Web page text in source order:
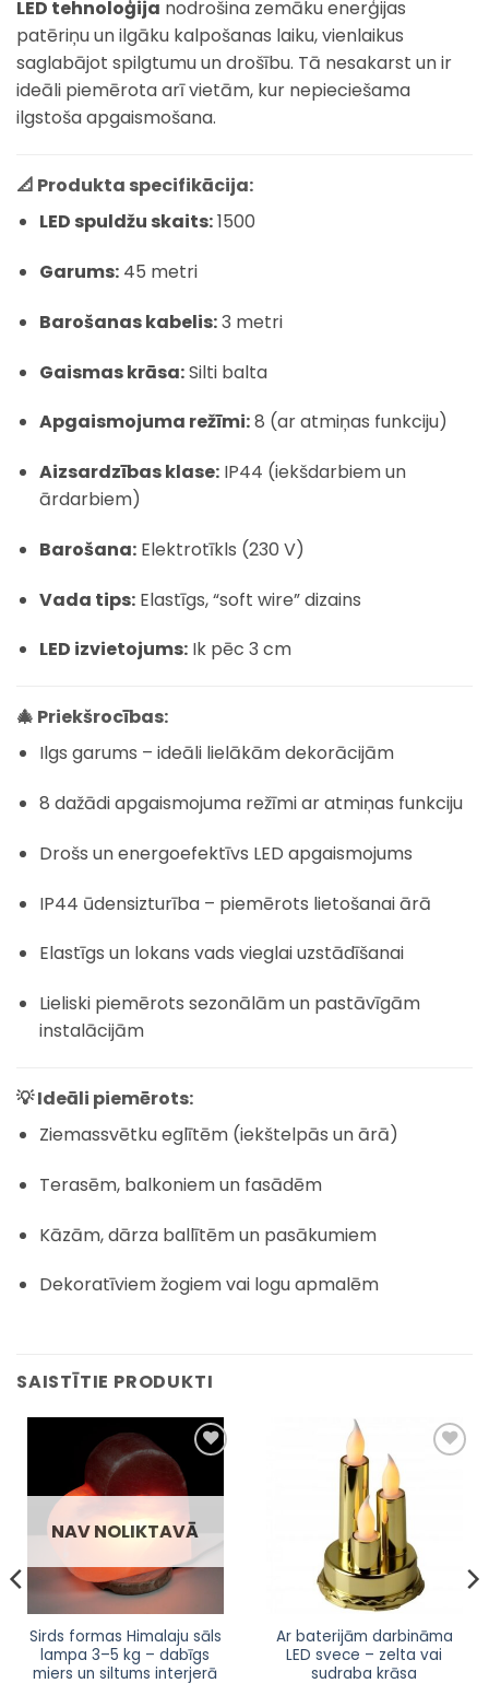
LED tehnoloģija nodrošina zemāku enerģijas
patēriņu un ilgāku kalpošanas laiku, vienlaikus
saglabājot spilgtumu un drošību. Tā nesakarst un ir
ideāli piemērota arī vietām, kur nepieciešama
ilgstoša apgaismošana.
📐 Produkta specifikācija:
LED spuldžu skaits:1500
Garums:45 metri
Barošanas kabelis:3 metri
Gaismas krāsa:Silti balta
Apgaismojuma režīmi:8 (ar atmiņas funkciju)
Aizsardzības klase:IP44 (iekšdarbiem un
ārdarbiem)
Barošana:Elektrotīkls (230 V)
Vada tips:Elastīgs, “soft wire” dizains
LED izvietojums:Ik pēc 3 cm
🎄 Priekšrocības:
Ilgs garums – ideāli lielākām dekorācijām
8 dažādi apgaismojuma režīmi ar atmiņas funkciju
Drošs un energoefektīvs LED apgaismojums
IP44 ūdensizturība – piemērots lietošanai ārā
Elastīgs un lokans vads vieglai uzstādīšanai
Lieliski piemērots sezonālām un pastāvīgām
instalācijām
💡 Ideāli piemērots:
Ziemassvētku eglītēm (iekštelpās un ārā)
Terasēm, balkoniem un fasādēm
Kāzām, dārza ballītēm un pasākumiem
Dekoratīviem žogiem vai logu apmalēm
SAISTĪTIE PRODUKTI
Pievienot
sarakstam
NAV NOLIKTAVĀ
Sirds formas Himalaju sāls
lampa 3–5 kg – dabīgs
miers un siltums interjerā
Pievienot
sarakstam
Ar baterijām darbināma
LED svece – zelta vai
sudraba krāsa